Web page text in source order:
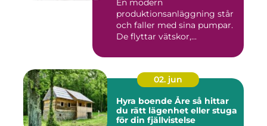
En modern
produktionsanläggning står
och faller med sina pumpar.
De flyttar vätskor,...
02. jun
Hyra boende Åre så hittar
du rätt lägenhet eller stuga
för din fjällvistelse